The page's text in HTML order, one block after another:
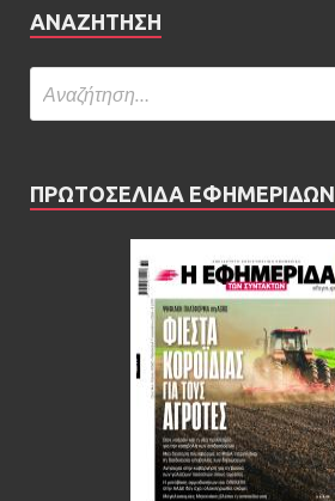
ΑΝΑΖΉΤΗΣΗ
ΠΡΩΤΟΣΕΛΙΔΑ ΕΦΗΜΕΡΙΔΩΝ